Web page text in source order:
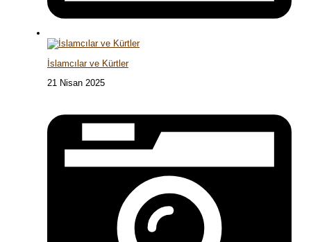
İslamcılar ve Kürtler
21 Nisan 2025